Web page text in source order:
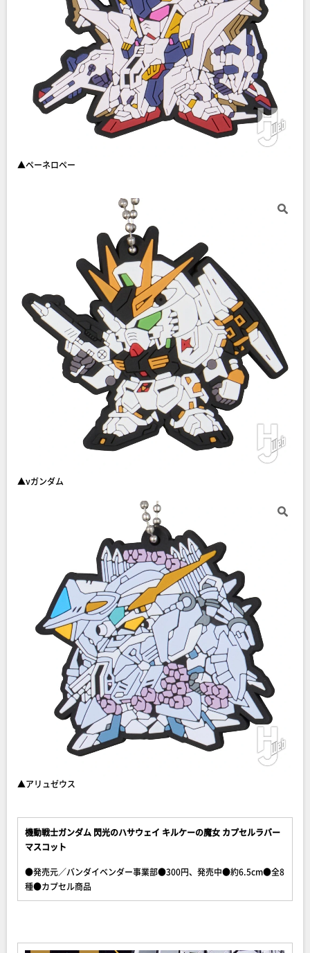
▲ペーネロペー
▲νガンダム
▲アリュゼウス
機動戦士ガンダム 閃光のハサウェイ キルケーの魔女 カプセルラバー
マスコット
●発売元／バンダイベンダー事業部●300円、発売中●約6.5cm●全8
種●カプセル商品